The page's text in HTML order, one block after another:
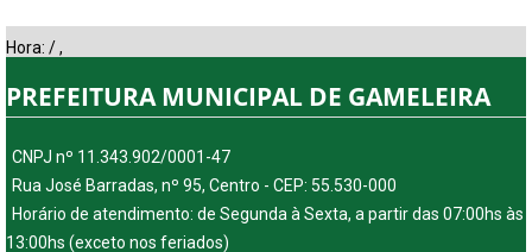
Hora: /,
PREFEITURA MUNICIPAL DE GAMELEIRA
CNPJ nº 11.343.902/0001-47
Rua José Barradas, nº 95, Centro - CEP: 55.530-000
Horário de atendimento: de Segunda à Sexta, a partir das 07:00hs às
13:00hs (exceto nos feriados)